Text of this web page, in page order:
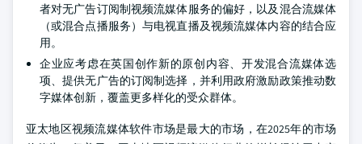
者对无广告订阅制视频流媒体服务的偏好，以及混合流媒体
（或混合点播服务）与电视直播及视频流媒体内容的结合应
用。
企业应考虑在英国创作新的原创内容、开发混合流媒体选
项、提供无广告的订阅制选择，并利用政府激励政策推动数
字媒体创新，覆盖更多样化的受众群体。
亚太地区视频流媒体软件市场是最大的市场，在2025年的市场